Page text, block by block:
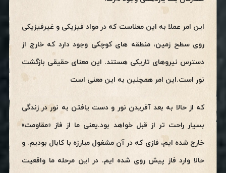
این امر عملا به این معناست که در مواد فیزیکی و غیرفیزیکی
روی سطح زمین، منطقه های کوچکی وجود دارد که خارج از
دسترس نیروهای تاریکی هستند. این معنای حقیقی بازگشت
نور است.این امر همچنین به این معنی است
که از حالا به بعد آفریدن نور و دست یافتن به نور در زندگی
بسیار راحت تر از قبل خواهد بود.یعنی ما از فاز «مقاومت»
خارج شده ایم، فازی که در آن مشغول مبارزه با کابال بودیم. و
حالا وارد فاز پیش روی شده ایم. در این مرحله ما واقعیت